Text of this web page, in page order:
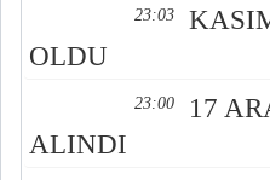
23:03
OLDU
23:00
17
ALINDI